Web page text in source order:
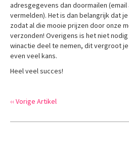
adresgegevens dan doormailen (email
vermelden). Het is dan belangrijk dat
zodat al die mooie prijzen door onze
verzonden! Overigens is het niet
winactie deel te nemen, dit vergroot
even veel kans.
Heel veel succes!
‹‹ Vorige Artikel